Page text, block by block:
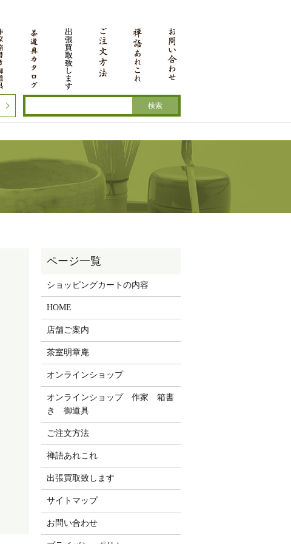
ショッピングカートの内容
HOME
店舗ご案内
茶室明章庵
オンラインショップ
オンラインショップ 作家 箱書
き 御道具
ご注文方法
禅語あれこれ
出張買取致します
サイトマップ
お問い合わせ